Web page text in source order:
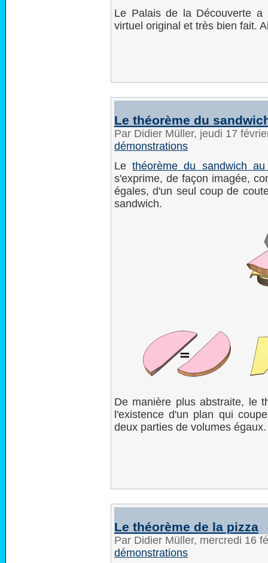
Le Palais de la Découverte
virtuel original et très bien fait.
Le théorème du
Par Didier Müller, jeudi 17
démonstrations
Lethéorème du sandwich au
s'exprime, de façon imagée,
égales, d'un seul coup de
sandwich.
De manière plus abstraite, le
l'existence d'un plan qui
deux parties de volumes égaux.
Le théorème de la pizza
Par Didier Müller, mercredi 16
démonstrations